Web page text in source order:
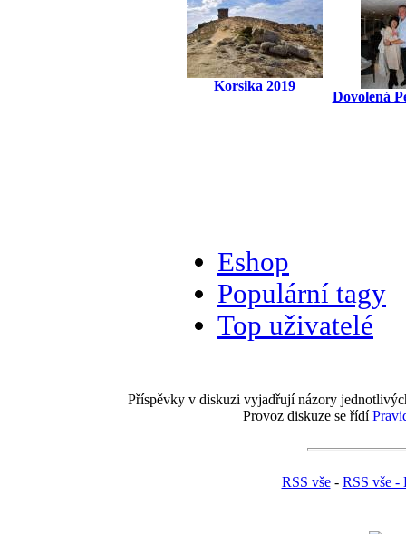
Korsika 2019
Dovolená
Eshop
Populární tagy
Top uživatelé
Příspěvky v diskuzi vyjadřují názory
Provoz diskuze se řídí
RSS vše- RSS vše -